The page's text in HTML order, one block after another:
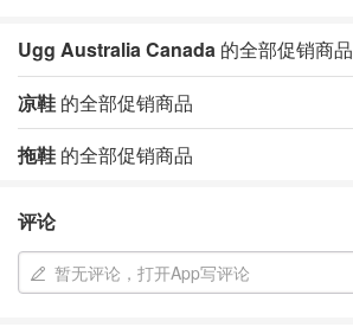
Ugg Australia Canada 的全部促销商品
凉鞋 的全部促销商品
拖鞋 的全部促销商品
评论
暂无评论，打开App写评论